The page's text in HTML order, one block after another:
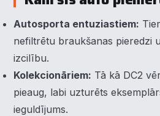
Autosporta entuziastiem:
nefiltrētu braukšanas pieredzi
izcilību.
Kolekcionāriem: Tā kā DC2
pieaug, labi uzturēts
ieguldījums.